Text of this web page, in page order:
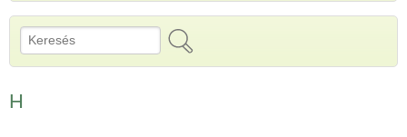
Keresés űrlap
Keresés
H